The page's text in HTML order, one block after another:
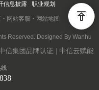
信息披露 职业规划
网站客服 网站地图
Reserved. Designed By Wanhu
信集团品牌认证 | 中信云赋能
线